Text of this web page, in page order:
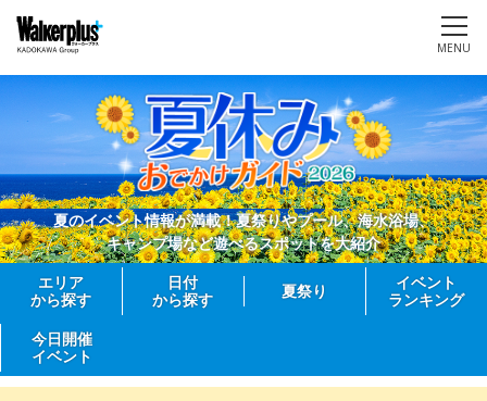
MENU
夏のイベント情報が満載！夏祭りやプール、海水浴場、
キャンプ場など遊べるスポットを大紹介
エリア
から探す
日付
から探す
夏祭り
イベント
ランキング
今日開催
イベント